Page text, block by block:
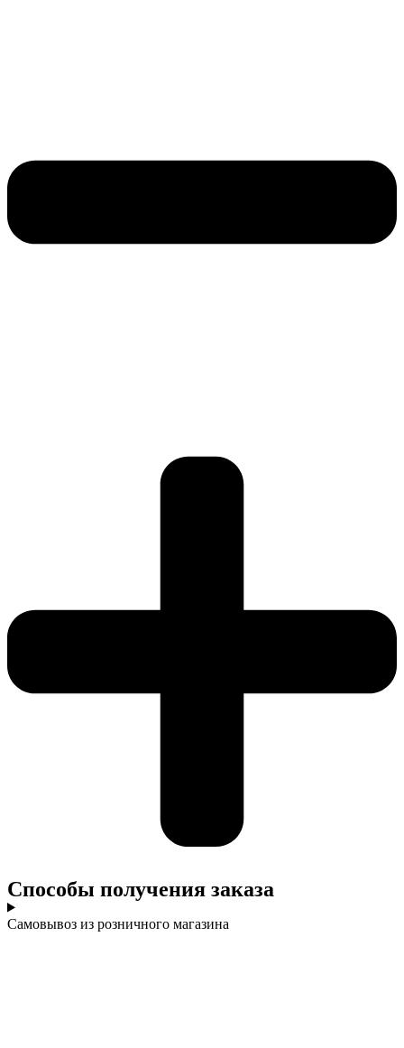
Cпособы получения заказа
Самовывоз из розничного магазина